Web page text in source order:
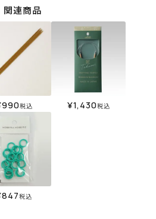
関連商品
990税込 ¥1,430税込
847税込